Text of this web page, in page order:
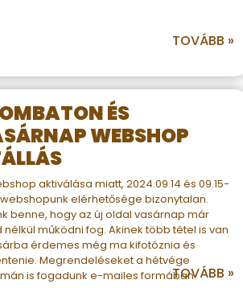
TOVÁBB »
ÉS
WEBSHOP
aktiválása miatt, 2024.09.14 és 09.15-
elérhetősége bizonytalan.
benne, hogy az új oldal vasárnap már
nélkül működni fog. Akinek több tétel is van
érdemes még ma kifotóznia és
Megrendeléseket a hétvége
is fogadunk e-mailes formában.TOVÁBB »